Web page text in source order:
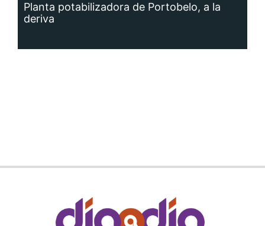
Planta potabilizadora de Portobelo, a la
deriva